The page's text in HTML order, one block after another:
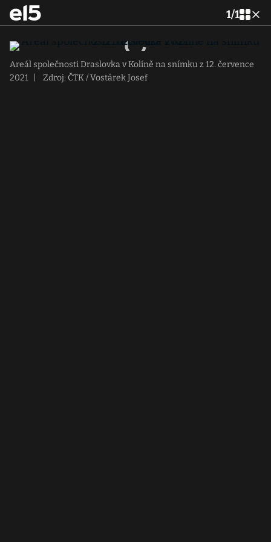
1/1
Areál společnosti Draslovka v Kolíně na snímku z 12. července
2021
Zdroj: ČTK / Vostárek Josef